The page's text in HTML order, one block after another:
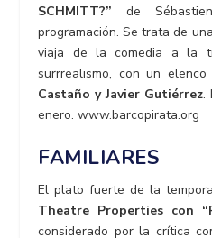
SCHMITT?” de
programación. Se trata de
viaja de la comedia a la
surrrealismo, con un
Castaño y Javier Gutiérrez.
enero. www.barcopirata.org
FAMILIARES
El plato fuerte de la
Theatre Properties con
considerado por la crítica